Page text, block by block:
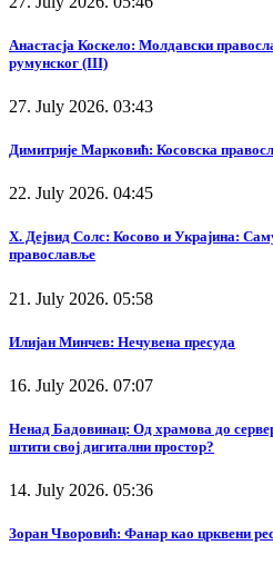
Анастасја Коскело: Молдавски
румунског (III)
27. July 2026. 03:43
Димитрије Марковић: Косовска
22. July 2026. 04:45
Х. Дејвид Солс: Косово и Украјина:
православље
21. July 2026. 05:58
Илијан Минчев: Нечувена пресуда
16. July 2026. 07:07
Ненад Бадовинац: Од храмова до
штити свој дигитални простор?
14. July 2026. 05:36
Зоран Чворовић: Фанар као црквени